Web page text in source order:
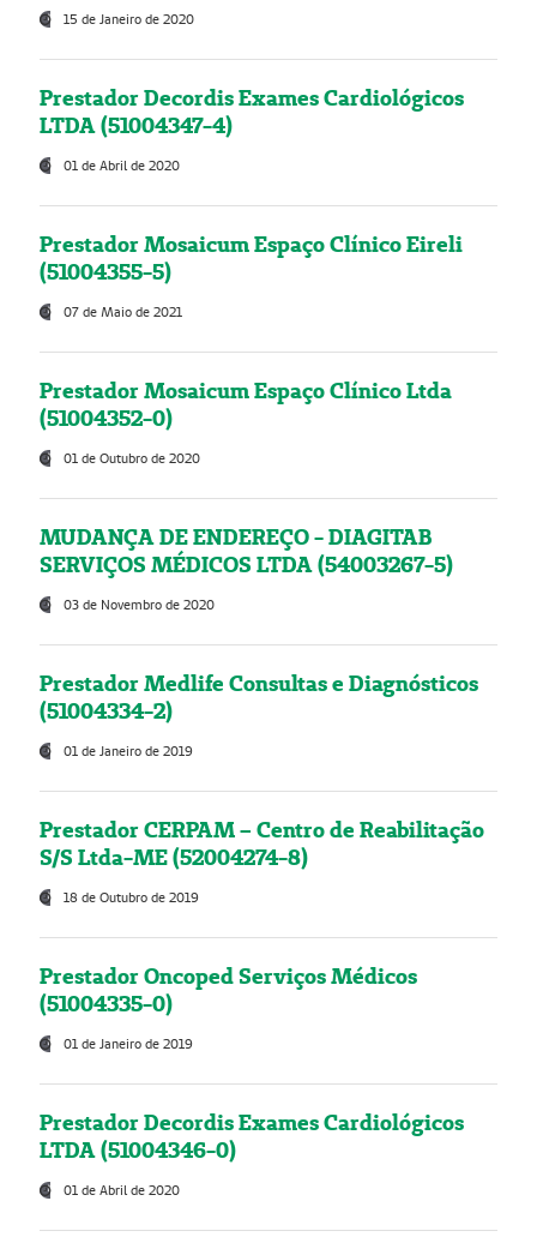
15 de Janeiro de 2020
Prestador Decordis Exames Cardiológicos
LTDA (51004347-4)
01 de Abril de 2020
Prestador Mosaicum Espaço Clínico Eireli
(51004355-5)
07 de Maio de 2021
Prestador Mosaicum Espaço Clínico Ltda
(51004352-0)
01 de Outubro de 2020
MUDANÇA DE ENDEREÇO - DIAGITAB
SERVIÇOS MÉDICOS LTDA (54003267-5)
03 de Novembro de 2020
Prestador Medlife Consultas e Diagnósticos
(51004334-2)
01 de Janeiro de 2019
Prestador CERPAM – Centro de Reabilitação
S/S Ltda-ME (52004274-8)
18 de Outubro de 2019
Prestador Oncoped Serviços Médicos
(51004335-0)
01 de Janeiro de 2019
Prestador Decordis Exames Cardiológicos
LTDA (51004346-0)
01 de Abril de 2020